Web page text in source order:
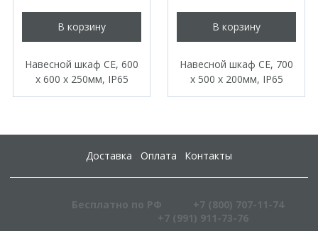
В корзину
Навесной шкаф CE, 600
x 600 x 250мм, IP65
В корзину
Навесной шкаф CE, 700
x 500 x 200мм, IP65
Доставка Оплата Контакты
Бесплатно по РФ
+7 (800) 707-11-74
+7 (991) 911-73-76